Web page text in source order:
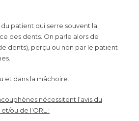
patient qui serre souvent la
des dents. On parle alors de
dents), perçu ou non par le patient
et dans la mâchoire.
nécessitent l’avis du
ou de l’ORL :